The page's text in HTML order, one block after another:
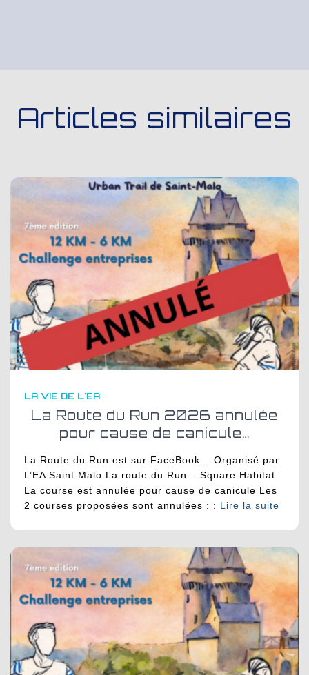
Articles similaires
LA VIE DE L'EA
La Route du Run 2026 annulée
pour cause de canicule…
La Route du Run est sur FaceBook… Organisé par
L’EA Saint Malo La route du Run – Square Habitat
La course est annulée pour cause de canicule Les
2 courses proposées sont annulées : : Lire la suite